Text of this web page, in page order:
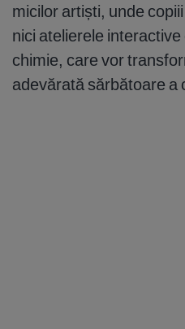
micilor artiști, unde
nici atelierele
chimie, care vor
adevărată sărbătoare a